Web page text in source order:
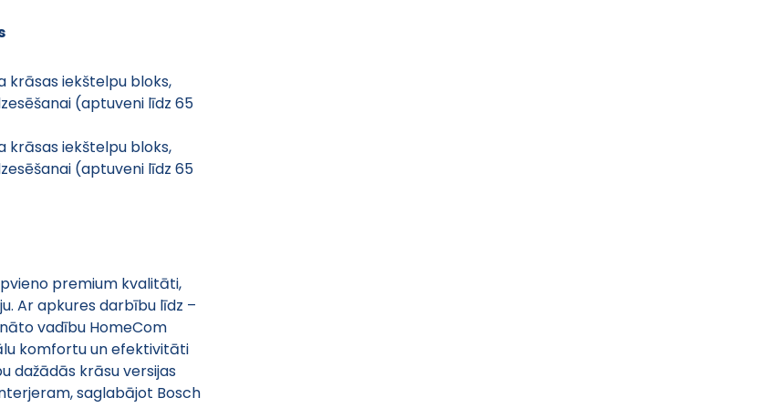
krāsas iekštelpu bloks,
(aptuveni līdz 65
krāsas iekštelpu bloks,
(aptuveni līdz 65
premium kvalitāti,
Ar apkures darbību līdz –
vadību HomeCom
komfortu un efektivitāti
dažādās krāsu versijas
saglabājot Bosch